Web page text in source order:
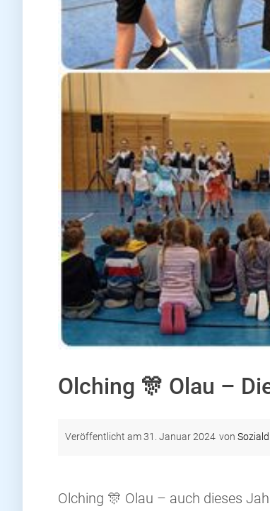
Olching 🎊 Olau –
Veröffentlicht am31. Januar 2024 von
Olching 🎊 Olau – auch dieses